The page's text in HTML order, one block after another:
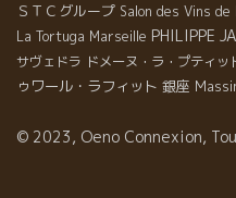
ＳＴＣグループ Salon des Vins de
La Tortuga Marseille PHILIPPE
サヴェドラ ドメーヌ・ラ・プティッ
ゥワール・ラフィット 銀座
© 2023, Oeno Connexion,